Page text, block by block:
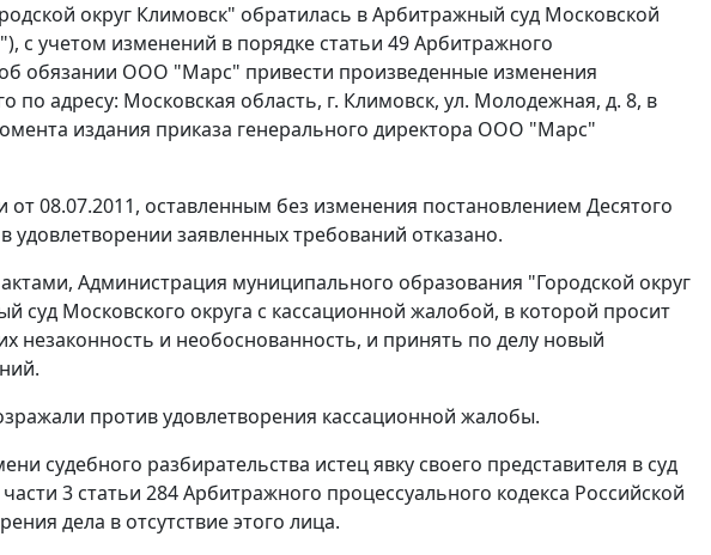
округ Климовск" обратилась в Арбитражный суд Московской
с учетом изменений в порядке статьи 49Арбитражного
обязании ООО "Марс" привести произведенные изменения
по адресу: Московская область, г. Климовск, ул. Молодежная, д. 8, в
издания приказа генерального директора ООО "Марс"
08.07.2011, оставленным без изменения постановлением Десятого
удовлетворении заявленных требований отказано.
Администрация муниципального образования "Городской округ
Московского округа с кассационной жалобой, в которой просит
незаконность и необоснованность, и принять по делу новый
против удовлетворения кассационной жалобы.
разбирательства истец явку своего представителя в суд
части 3 статьи 284Арбитражного процессуального кодекса Российской
дела в отсутствие этого лица.